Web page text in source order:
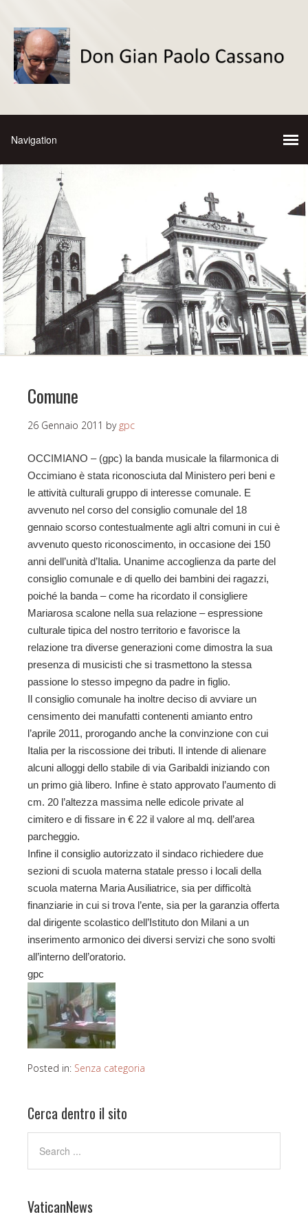
Comune
26 Gennaio 2011 by gpc
OCCIMIANO – (gpc) la banda musicale la filarmonica di
Occimiano è stata riconosciuta dal Ministero peri beni e
le attività culturali gruppo di interesse comunale. E
avvenuto nel corso del consiglio comunale del 18
gennaio scorso contestualmente agli altri comuni in cui è
avvenuto questo riconoscimento, in occasione dei 150
anni dell’unità d’Italia. Unanime accoglienza da parte del
consiglio comunale e di quello dei bambini dei ragazzi,
poiché la banda – come ha ricordato il consigliere
Mariarosa scalone nella sua relazione – espressione
culturale tipica del nostro territorio e favorisce la
relazione tra diverse generazioni come dimostra la sua
presenza di musicisti che si trasmettono la stessa
passione lo stesso impegno da padre in figlio.
Il consiglio comunale ha inoltre deciso di avviare un
censimento dei manufatti contenenti amianto entro
l’aprile 2011, prorogando anche la convinzione con cui
Italia per la riscossione dei tributi. Il intende di alienare
alcuni alloggi dello stabile di via Garibaldi iniziando con
un primo già libero. Infine è stato approvato l’aumento di
cm. 20 l’altezza massima nelle edicole private al
cimitero e di fissare in € 22 il valore al mq. dell’area
parcheggio.
Infine il consiglio autorizzato il sindaco richiedere due
sezioni di scuola materna statale presso i locali della
scuola materna Maria Ausiliatrice, sia per difficoltà
finanziarie in cui si trova l’ente, sia per la garanzia offerta
dal dirigente scolastico dell’Istituto don Milani a un
inserimento armonico dei diversi servizi che sono svolti
all’interno dell’oratorio.
gpc
Posted in: Senza categoria
Cerca dentro il sito
VaticanNews